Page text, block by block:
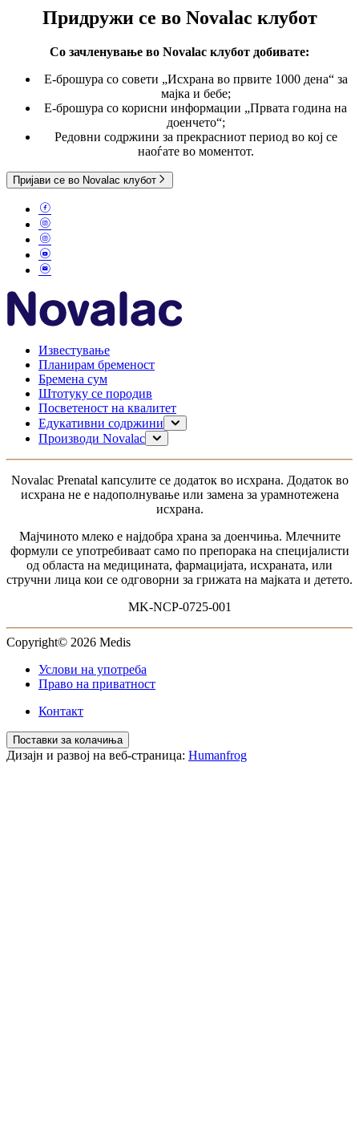
Придружи се во Novalac клубот
Со зачленување во Novalac клубот добивате:
E-брошура со совети „Исхрана во првите 1000 дена“ за
мајка и бебе;
Е-брошура со корисни информации „Првата година на
доенчето“;
Редовни содржини за прекрасниот период во кој се
наоѓате во моментот.
Пријави се во Novalac клубот
Известување
Планирам бременост
Бремена сум
Штотуку се породив
Посветеност на квалитет
Едукативни содржини
Планирање на бременост
Моето дете
Производи Novalac
6-12 месеци
1-3 години
за доенчиња без дигестивни проблеми
За доенчиња со алергија
Novalac Рrenatal капсулите се додаток во исхрана. Додаток во
исхрана не е надополнување или замена за урамнотежена
исхрана.
Мајчиното млеко е најдобра храна за доенчиња. Млечните
формули се употребиваат само по препорака на специјалисти
од областа на медицината, фармацијата, исхраната, или
стручни лица кои се одговорни за грижата на мајката и детето.
MK-NCP-0725-001
Copyright© 2026 Medis
Услови на употреба
Право на приватност
Контакт
Поставки за колачиња
Дизајн и развој на веб-страница: Humanfrog